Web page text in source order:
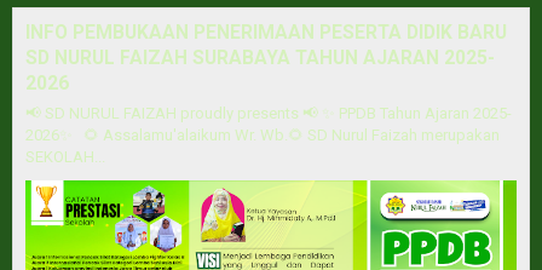
INFO PEMBUKAAN PENERIMAAN PESERTA DIDIK BARU
SD NURUL FAIZAH SURABAYA TAHUN AJARAN 2025-
2026
📢 SD NURUL FAIZAH proudly presents 📢 ✨ PPDB Tahun Ajaran 2025-
2026✨ 🌻 Assalamu'alaikum Wr. Wb.🌻 SD Nurul Faizah merupakan
SEKOLAH...